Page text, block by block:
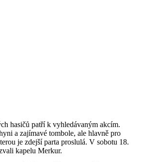
hasičů patří k vyhledávaným akcím.
a zajímavé tombole, ale hlavně pro
je zdejší parta proslulá. V sobotu 18.
kapelu Merkur.